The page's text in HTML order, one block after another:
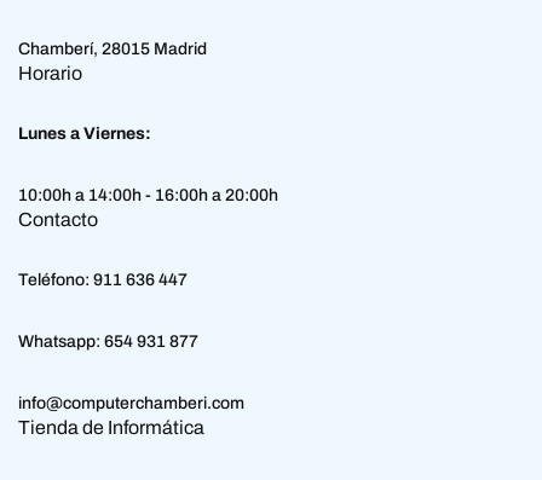
Chamberí, 28015 Madrid
Horario
Lunes a Viernes:
10:00h a 14:00h - 16:00h a 20:00h
Contacto
Teléfono: 911 636 447
Whatsapp: 654 931 877
info@computerchamberi.com
Tienda de Informática